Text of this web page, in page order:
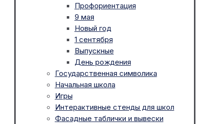
Профориентация
9 мая
Новый год
1 сентября
Выпускные
День рождения
Государственная символика
Начальная школа
Игры
Интерактивные стенды для школ
Фасадные таблички и вывески